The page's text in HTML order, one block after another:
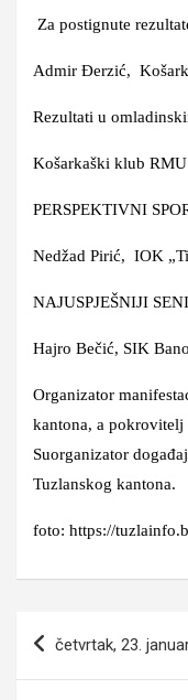
Za postignute
Admir Đerzić,
Rezultati u
Košarkaški klub
PERSPEKTIVNI
Nedžad Pirić, IOK
NAJUSPJEŠNIJI
Hajro Bečić, SIK
Organizator
kantona, a pokrovitelj
Suorganizator
Tuzlanskog kantona.
foto: https://
četvrtak, 23.